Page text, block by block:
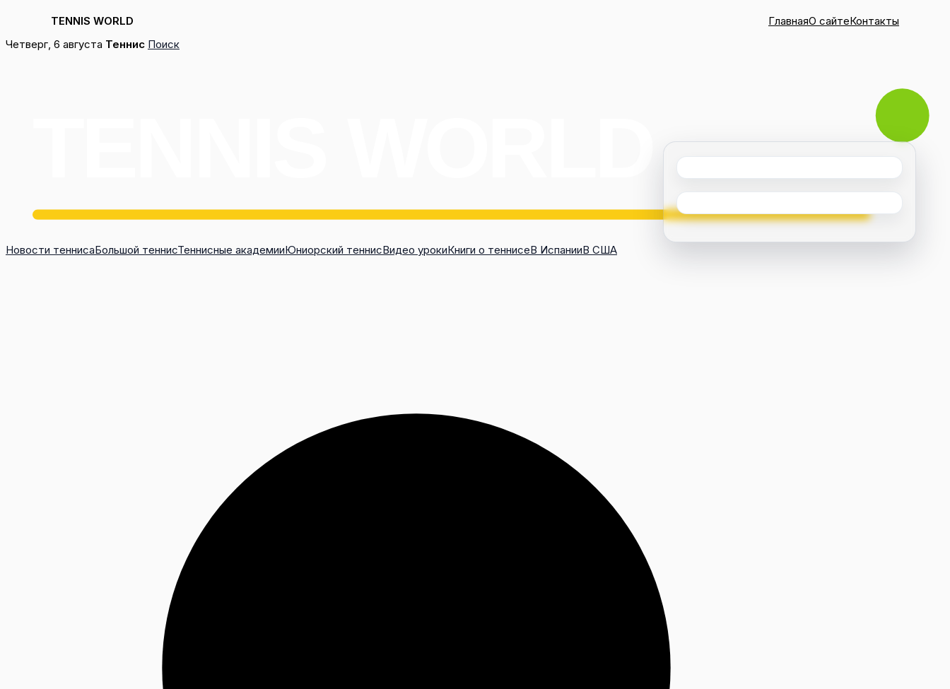
TENNIS WORLD ГлавнаяО сайтеКонтакты
Перейти
Четверг, 6 августа Теннис Поиск
Новости теннисаБольшой теннисТеннисные академииЮниорский теннисВидео урокиКниги о теннисеВ ИспанииВ США